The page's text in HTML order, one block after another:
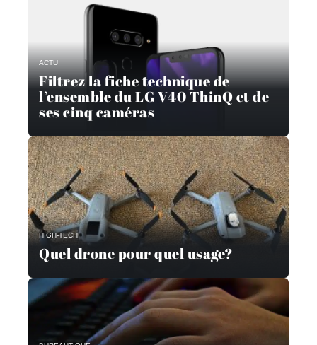
ACTU
Filtrez la fiche technique de
l’ensemble du LG V40 ThinQ et de
ses cinq caméras
HIGH-TECH
Quel drone pour quel usage?